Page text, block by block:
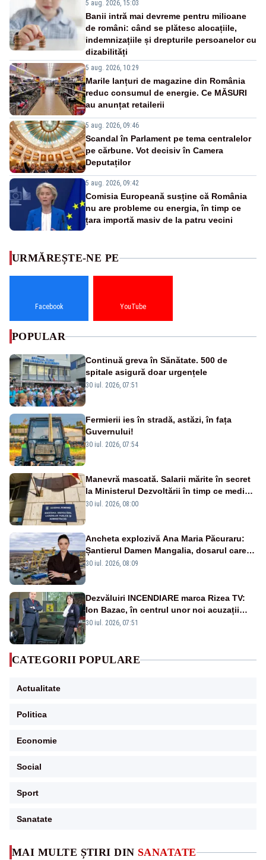
5 aug. 2026, 15:03
Banii intră mai devreme pentru milioane
de români: când se plătesc alocațiile,
indemnizațiile și drepturile persoanelor cu
dizabilități
5 aug. 2026, 10:29
Marile lanțuri de magazine din România
reduc consumul de energie. Ce MĂSURI
au anunțat retailerii
5 aug. 2026, 09:46
Scandal în Parlament pe tema centralelor
pe cărbune. Vot decisiv în Camera
Deputaților
5 aug. 2026, 09:42
Comisia Europeană susține că România
nu are probleme cu energia, în timp ce
țara importă masiv de la patru vecini
MAI MULTE ȘTIRI DIN SANATATE
URMĂREȘTE-NE PE
Facebook YouTube
POPULAR
Continuă greva în Sănătate. 500 de
spitale asigură doar urgențele
30 iul. 2026, 07:51
Fermierii ies în stradă, astăzi, în fața
Guvernului!
30 iul. 2026, 07:54
Manevră mascată. Salarii mărite în secret
la Ministerul Dezvoltării în timp ce medicii
ies în stradă
30 iul. 2026, 08:00
Ancheta explozivă Ana Maria Păcuraru:
Șantierul Damen Mangalia, dosarul care
scufundă apărarea României
30 iul. 2026, 08:09
Dezvăluiri INCENDIARE marca Rizea TV:
Ion Bazac, în centrul unor noi acuzații
publice
30 iul. 2026, 07:51
CATEGORII POPULARE
Actualitate
Politica
Economie
Social
Sport
Sanatate